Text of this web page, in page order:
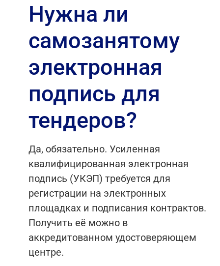
Нужна ли
самозанятому
электронная
подпись для
тендеров?
Да, обязательно. Усиленная
квалифицированная электронная
подпись (УКЭП) требуется для
регистрации на электронных
площадках и подписания контрактов.
Получить её можно в
аккредитованном удостоверяющем
центре.